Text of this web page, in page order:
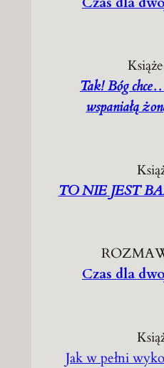
Tak! Bóg
wspaniałą
TO NIE JEST
Czas dla
Jak w pełni